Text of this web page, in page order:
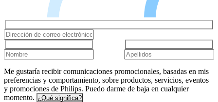
Me gustaría recibir comunicaciones promocionales, basadas en mis
preferencias y comportamiento, sobre productos, servicios, eventos
y promociones de Philips. Puedo darme de baja en cualquier
momento. ¿Qué significa?